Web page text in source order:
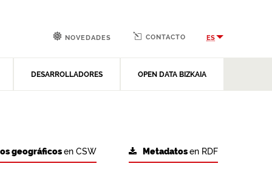
DESARROLLADORES OPEN DATA BIZKAIA
NOVEDADES CONTACTO ES
Metadatosen RDF
geográficosen CSW